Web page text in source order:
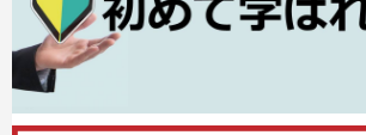
全国経営者セミナー収録〈売れ筋・人気〉音
目的別